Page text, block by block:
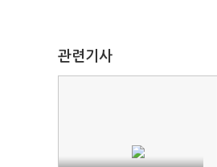
관련기사